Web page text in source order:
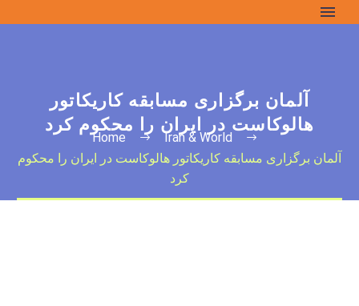
آلمان برگزاری مسابقه کاریکاتور
هالوکاست در ایران را محکوم کرد
Home
Iran & World
آلمان برگزاری مسابقه کاریکاتور هالوکاست در ایران را محکوم
کرد